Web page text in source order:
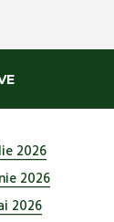
2026
2026
2026